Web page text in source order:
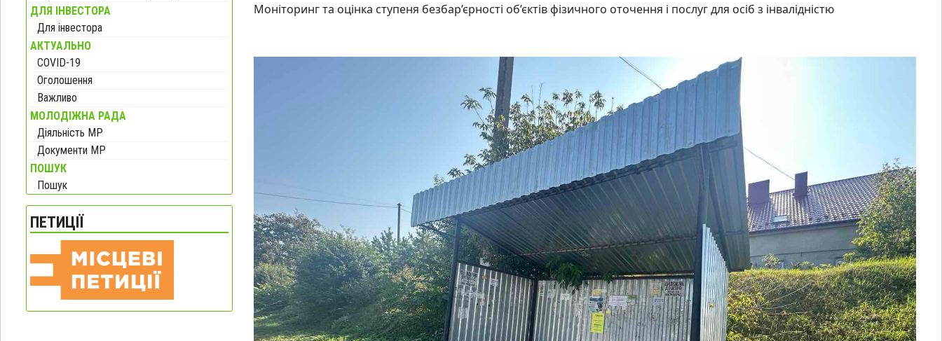
ДЛЯ ІНВЕСТОРА
Для інвестора
АКТУАЛЬНО
COVID-19
Оголошення
Важливо
МОЛОДІЖНА РАДА
Діяльність МР
Документи МР
ПОШУК
Пошук
ПЕТИЦІЇ
Моніторинг та оцінка ступеня безбар’єрності об’єктів фізичного оточення і послуг для осіб з інвалідністю